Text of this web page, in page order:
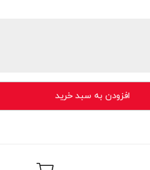
افزودن به سبد خرید